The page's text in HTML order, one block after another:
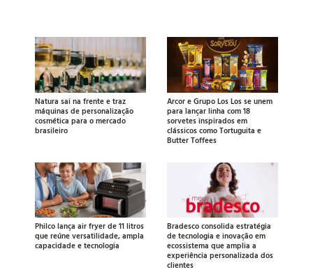
Natura sai na frente e traz
máquinas de personalização
cosmética para o mercado
brasileiro
Arcor e Grupo Los Los se unem
para lançar linha com 18
sorvetes inspirados em
clássicos como Tortuguita e
Butter Toffees
Philco lança air fryer de 11 litros
que reúne versatilidade, ampla
capacidade e tecnologia
Bradesco consolida estratégia
de tecnologia e inovação em
ecossistema que amplia a
experiência personalizada dos
clientes